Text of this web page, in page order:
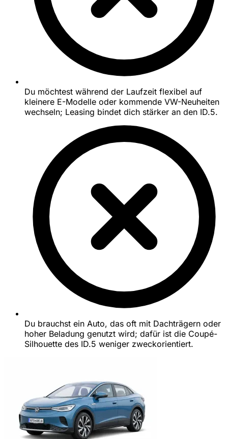
Du möchtest während der Laufzeit flexibel auf
kleinere E-Modelle oder kommende VW-Neuheiten
wechseln; Leasing bindet dich stärker an den ID.5.
Du brauchst ein Auto, das oft mit Dachträgern oder
hoher Beladung genutzt wird; dafür ist die Coupé-
Silhouette des ID.5 weniger zweckorientiert.